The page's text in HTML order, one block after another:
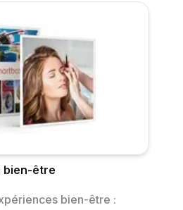
bien-être
bien-être :